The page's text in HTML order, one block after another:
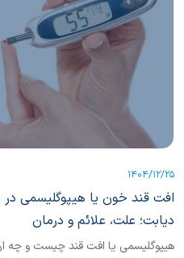
1404/12/25
افت قند خون یا هیپوگلیسمی در
دیابت؛ علت، علائم و درمان
هیپوگلیسمی یا افت قند چیست و چه